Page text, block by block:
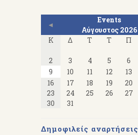
◄
Events
Αύγουστος 2026
Κ
Δ Τ Τ Π
2
3 4 5 6
9
10 11 12 13
16
17 18 19 20
23
24 25 26 27
30
31
Δημοφιλείς αναρτήσεις